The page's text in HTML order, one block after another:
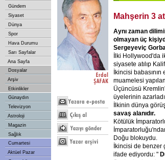
Gündem
Siyaset
Dünya
Spor
Hava Durumu
Sarı Sayfalar
Ana Sayfa
Dosyalar
Arşiv
Etkinlikler
Günaydın
Televizyon
Astroloji
Magazin
Sağlık
Cumartesi
Aktüel Pazar
Mahşerin 3
Aynı zaman
olmayan üç
Sergeyeviç
İlki Hollywood'da
siyasete atılıp
İkincisi
muamelesi
Üçüncüsü
üyelerinin
İlkinin dünya
savaş alanıdır.
Kötülük
Doğu blokuydu.
İkincisi de benzer
ifade ediyordu: "